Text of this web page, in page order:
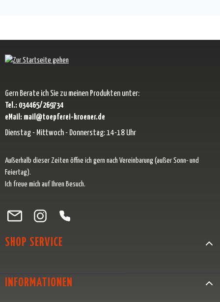
Gern Berate ich Sie zu meinen Produkten unter:
Tel.: 034465/269734
eMail: mail@toepferei-kroener.de
Dienstag - Mittwoch - Donnerstag: 14-18 Uhr
Außerhalb dieser Zeiten öffne ich gern nach Vereinbarung (außer Sonn- und
Feiertag).
Ich freue mich auf Ihren Besuch.
Besuche uns auf Facebook – öffnet in neuem Tab (externer Link)
Schau auf Instagram vorbei – öffnet in neuem Tab (externer Link)
Lass dich auf Pinterest inspirieren – öffnet in neuem Tab
Folge uns auf X – öffnet in neuem Tab (externer Link)
SHOP SERVICE
INFORMATIONEN